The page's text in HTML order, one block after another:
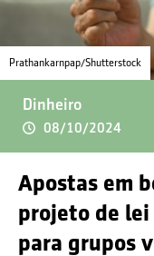
Prathankarnpap/Shutterstock
Dinheiro
08/10/2024
Apostas em
projeto de
para grupos